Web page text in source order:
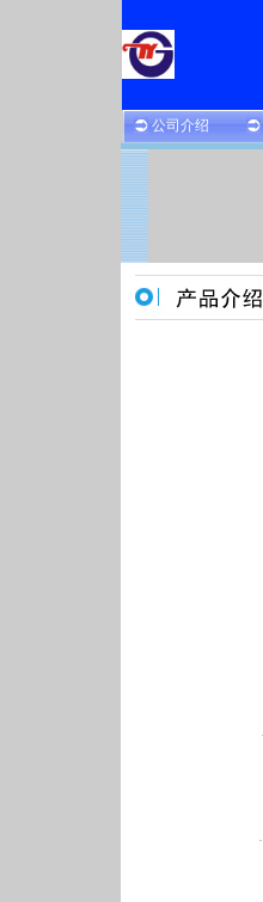
公司介绍